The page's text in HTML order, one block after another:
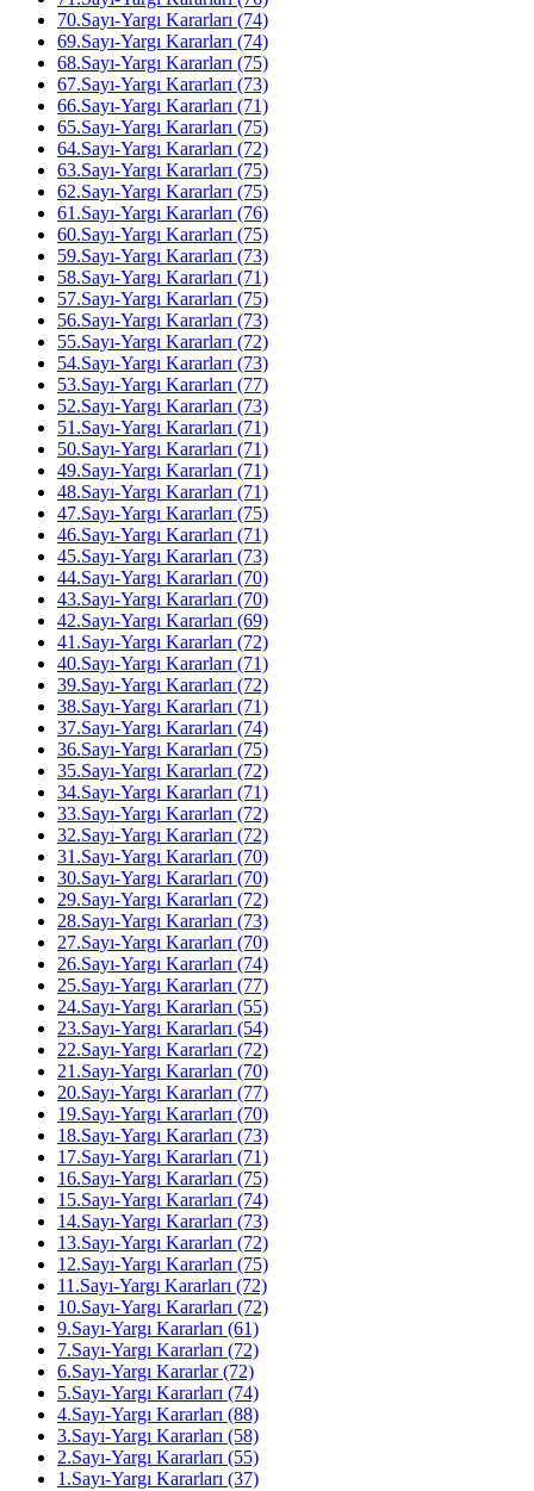
70.Sayı-Yargı Kararları (74)
69.Sayı-Yargı Kararları (74)
68.Sayı-Yargı Kararları (75)
67.Sayı-Yargı Kararları (73)
66.Sayı-Yargı Kararları (71)
65.Sayı-Yargı Kararları (75)
64.Sayı-Yargı Kararları (72)
63.Sayı-Yargı Kararları (75)
62.Sayı-Yargı Kararları (75)
61.Sayı-Yargı Kararları (76)
60.Sayı-Yargı Kararları (75)
59.Sayı-Yargı Kararları (73)
58.Sayı-Yargı Kararları (71)
57.Sayı-Yargı Kararları (75)
56.Sayı-Yargı Kararları (73)
55.Sayı-Yargı Kararları (72)
54.Sayı-Yargı Kararları (73)
53.Sayı-Yargı Kararları (77)
52.Sayı-Yargı Kararları (73)
51.Sayı-Yargı Kararları (71)
50.Sayı-Yargı Kararları (71)
49.Sayı-Yargı Kararları (71)
48.Sayı-Yargı Kararları (71)
47.Sayı-Yargı Kararları (75)
46.Sayı-Yargı Kararları (71)
45.Sayı-Yargı Kararları (73)
44.Sayı-Yargı Kararları (70)
43.Sayı-Yargı Kararları (70)
42.Sayı-Yargı Kararları (69)
41.Sayı-Yargı Kararları (72)
40.Sayı-Yargı Kararları (71)
39.Sayı-Yargı Kararları (72)
38.Sayı-Yargı Kararları (71)
37.Sayı-Yargı Kararları (74)
36.Sayı-Yargı Kararları (75)
35.Sayı-Yargı Kararları (72)
34.Sayı-Yargı Kararları (71)
33.Sayı-Yargı Kararları (72)
32.Sayı-Yargı Kararları (72)
31.Sayı-Yargı Kararları (70)
30.Sayı-Yargı Kararları (70)
29.Sayı-Yargı Kararları (72)
28.Sayı-Yargı Kararları (73)
27.Sayı-Yargı Kararları (70)
26.Sayı-Yargı Kararları (74)
25.Sayı-Yargı Kararları (77)
24.Sayı-Yargı Kararları (55)
23.Sayı-Yargı Kararları (54)
22.Sayı-Yargı Kararları (72)
21.Sayı-Yargı Kararları (70)
20.Sayı-Yargı Kararları (77)
19.Sayı-Yargı Kararları (70)
18.Sayı-Yargı Kararları (73)
17.Sayı-Yargı Kararları (71)
16.Sayı-Yargı Kararları (75)
15.Sayı-Yargı Kararları (74)
14.Sayı-Yargı Kararları (73)
13.Sayı-Yargı Kararları (72)
12.Sayı-Yargı Kararları (75)
11.Sayı-Yargı Kararları (72)
10.Sayı-Yargı Kararları (72)
9.Sayı-Yargı Kararları (61)
7.Sayı-Yargı Kararları (72)
6.Sayı-Yargı Kararlar (72)
5.Sayı-Yargı Kararları (74)
4.Sayı-Yargı Kararları (88)
3.Sayı-Yargı Kararları (58)
2.Sayı-Yargı Kararları (55)
1.Sayı-Yargı Kararları (37)